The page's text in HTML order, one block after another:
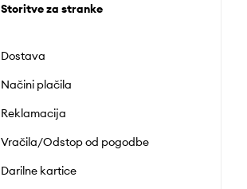
Storitve za stranke
Dostava
Načini plačila
Reklamacija
Vračila/Odstop od pogodbe
Darilne kartice